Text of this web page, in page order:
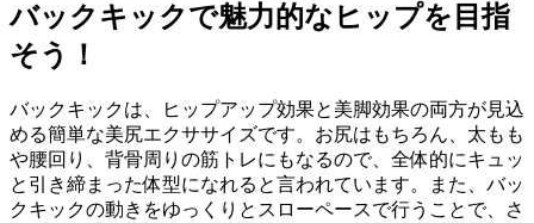
バックキックで魅力的なヒップを目指
そう！
バックキックは、ヒップアップ効果と美脚効果の両方が見込
める簡単な美尻エクササイズです。お尻はもちろん、太もも
や腰回り、背骨周りの筋トレにもなるので、全体的にキュッ
と引き締まった体型になれると言われています。また、バッ
クキックの動きをゆっくりとスローペースで行うことで、さ